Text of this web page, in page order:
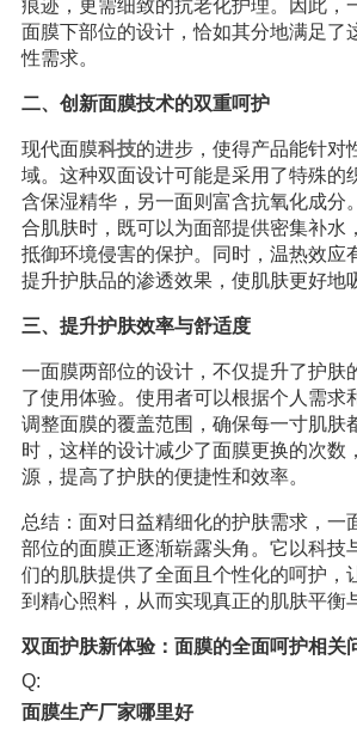
痕迹，更需细致的抗老化护理。因此，
面膜下部位的设计，恰如其分地满足了
性需求。
二、创新面膜技术的双重呵护
现代面膜科技的进步，使得产品能针对
域。这种双面设计可能是采用了特殊的
含保湿精华，另一面则富含抗氧化成分
合肌肤时，既可以为面部提供密集补水
抵御环境侵害的保护。同时，温热效应
提升护肤品的渗透效果，使肌肤更好地
三、提升护肤效率与舒适度
一面膜两部位的设计，不仅提升了护肤
了使用体验。使用者可以根据个人需求
调整面膜的覆盖范围，确保每一寸肌肤
时，这样的设计减少了面膜更换的次数
源，提高了护肤的便捷性和效率。
总结：面对日益精细化的护肤需求，一
部位的面膜正逐渐崭露头角。它以科技
们的肌肤提供了全面且个性化的呵护，
到精心照料，从而实现真正的肌肤平衡
双面护肤新体验：面膜的全面呵护相关
Q:
面膜生产厂家哪里好